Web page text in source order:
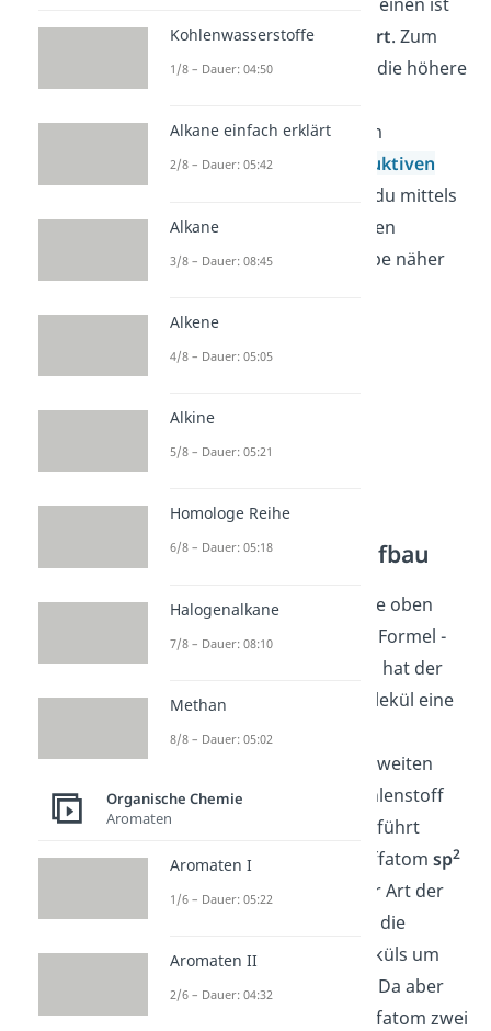
der Kohlenstoffhybridisert. Zum
anderen kommt es durch die höhere
Sauerstoffatome zu einem
elektronenziehenden
induktiven
. Zusätzlich kannst du mittels
desmesomeren Effekts
den
Säurecharakter der Gruppe näher
Carboxylgruppe Aufbau
DieCarboxygruppe
ist, wie oben
schon erwähnt, durch die Formel -
COOH beschrieben. Dabei hat der
Kohlenstoff in diesem Molekül eine
Doppelbindung zu dem
Sauerstoffatom. Zu dem zweiten
Sauerstoff besitzt der Kohlenstoff
eine Einfachbindung. Das führt
dazu, dass das Kohlenstoffatomsp2
hybridisiertist. Aus dieser Art der
Hybridisierung folgt, dass die
Bindungswinkel des Moleküls um
die 120° betragen sollten. Da aber
das gebundene Sauerstoffatom zwei
Kohlenwasserstoffe
1/8 – Dauer: 04:50
Alkane einfach erklärt
2/8 – Dauer: 05:42
Alkane
3/8 – Dauer: 08:45
Alkene
4/8 – Dauer: 05:05
Alkine
5/8 – Dauer: 05:21
Homologe Reihe
6/8 – Dauer: 05:18
Halogenalkane
7/8 – Dauer: 08:10
Methan
8/8 – Dauer: 05:02
Organische Chemie
Aromaten
Aromaten I
1/6 – Dauer: 05:22
Aromaten II
2/6 – Dauer: 04:32